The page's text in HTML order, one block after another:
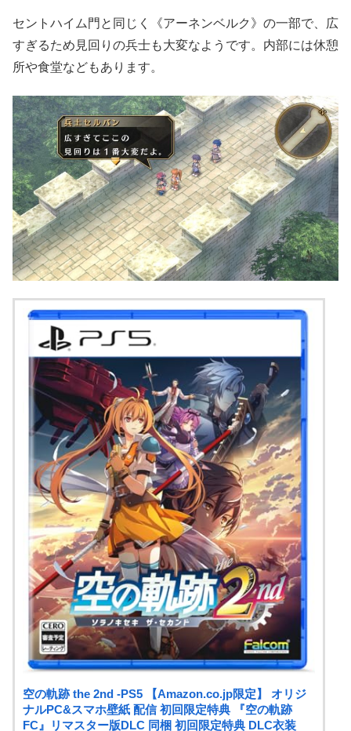
セントハイム門と同じく《アーネンベルク》の一部で、広
すぎるため見回りの兵士も大変なようです。内部には休憩
所や食堂などもあります。
空の軌跡 the 2nd -PS5 【Amazon.co.jp限定】 オリジ
ナルPC&スマホ壁紙 配信 初回限定特典 『空の軌跡
FC』リマスター版DLC 同梱 初回限定特典 DLC衣装